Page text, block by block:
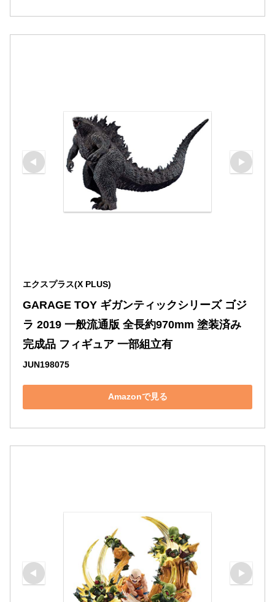
エクスプラス(X PLUS)
GARAGE TOY ギガンティックシリーズ ゴジ
ラ 2019 一般流通版 全長約970mm 塗装済み
完成品 フィギュア 一部組立有
JUN198075
Amazonで見る